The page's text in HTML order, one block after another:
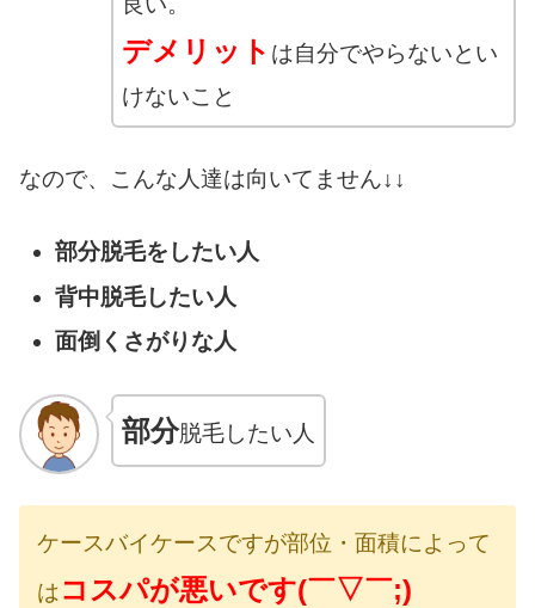
デメリット は自分でやらないとい
けないこと
なので、こんな人達は向いてません↓↓
部分脱毛をしたい人
背中脱毛したい人
面倒くさがりな人
部分脱毛したい人
ケースバイケースですが部位・面積によって
はコスパが悪いです(￣▽￣;)